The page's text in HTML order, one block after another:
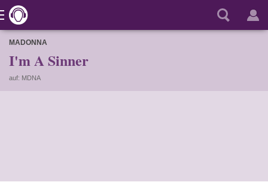
MADONNA
I'm A Sinner
auf: MDNA